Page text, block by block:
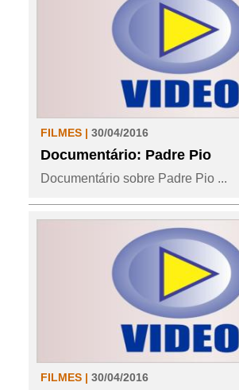
FILMES | 30/04/2016
Documentário: Padre Pio
Documentário sobre Padre Pio ...
FILMES | 30/04/2016